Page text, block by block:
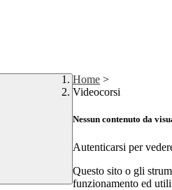
Home >
Videocorsi
Nessun contenuto da
Autenticarsi per
Questo sito o gli
funzionamento ed